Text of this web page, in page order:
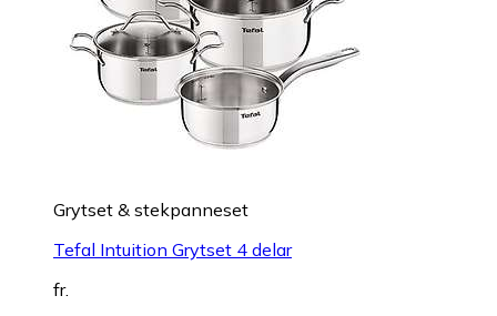
Grytset & stekpanneset
Tefal Intuition Grytset 4 delar
fr.